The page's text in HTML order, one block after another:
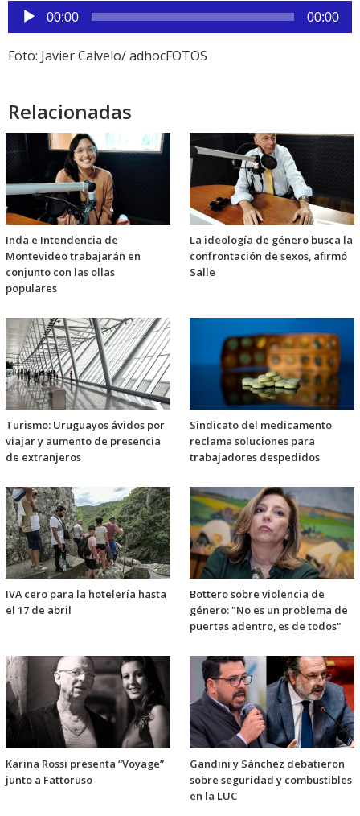
Reproductor
de
audio
00:00 00:00
Foto: Javier Calvelo/ adhocFOTOS
Relacionadas
Inda e Intendencia de
Montevideo trabajarán en
conjunto con las ollas
populares
La ideología de género busca la
confrontación de sexos, afirmó
Salle
Turismo: Uruguayos ávidos por
viajar y aumento de presencia
de extranjeros
Sindicato del medicamento
reclama soluciones para
trabajadores despedidos
IVA cero para la hotelería hasta
el 17 de abril
Bottero sobre violencia de
género: "No es un problema de
puertas adentro, es de todos"
Karina Rossi presenta “Voyage”
junto a Fattoruso
Gandini y Sánchez debatieron
sobre seguridad y combustibles
en la LUC